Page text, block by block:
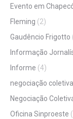
Evento em
Fleming (2)
Gaudêncio Frigotto
Informação
Informe (4)
negociação
Negociação
Oficina Sinproeste